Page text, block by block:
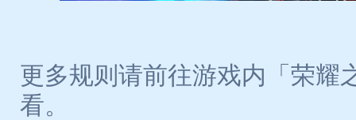
更多规则请前往游戏内「荣耀
看。